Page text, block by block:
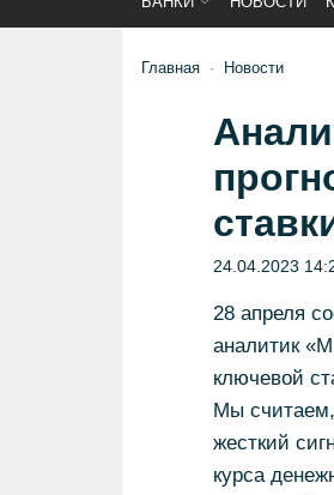
Главная Новости
24.04.2023
28 апреля
аналитик
ключевой
Мы считаем,
жесткий
курса